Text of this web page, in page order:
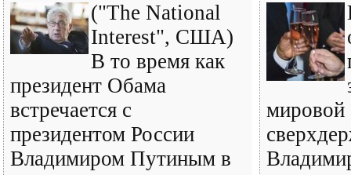
("The National
Interest", США)
В то время как
президент Обама
встречается с
президентом России
Владимиром Путиным в
мировой